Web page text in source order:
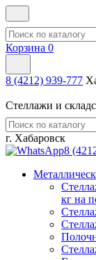
Корзина 0
8 (4212) 939-777
Стеллажи и
г. Хабаровск
8
кг на